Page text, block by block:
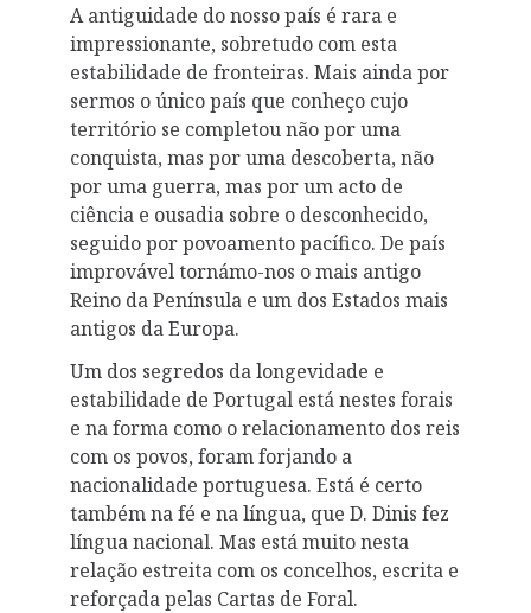
A antiguidade do nosso país é rara e
impressionante, sobretudo com esta
estabilidade de fronteiras. Mais ainda por
sermos o único país que conheço cujo
território se completou não por uma
conquista, mas por uma descoberta, não
por uma guerra, mas por um acto de
ciência e ousadia sobre o desconhecido,
seguido por povoamento pacífico. De país
improvável tornámo-nos o mais antigo
Reino da Península e um dos Estados mais
antigos da Europa.
Um dos segredos da longevidade e
estabilidade de Portugal está nestes forais
e na forma como o relacionamento dos reis
com os povos, foram forjando a
nacionalidade portuguesa. Está é certo
também na fé e na língua, que D. Dinis fez
língua nacional. Mas está muito nesta
relação estreita com os concelhos, escrita e
reforçada pelas Cartas de Foral.